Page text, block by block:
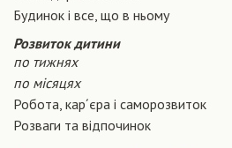
Будинок і все, що в ньому
Розвиток дитини
по тижнях
по місяцях
Робота, кар´єра і саморозвиток
Розваги та відпочинок